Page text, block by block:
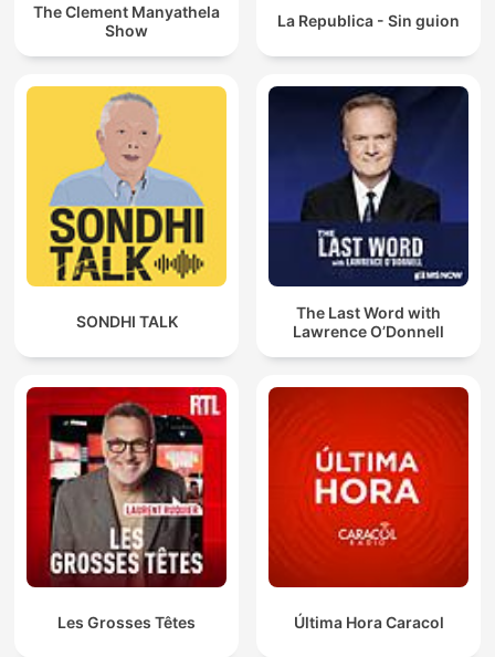
The Clement Manyathela
Show
La Republica - Sin guion
SONDHI TALK
The Last Word with
Lawrence O’Donnell
Les Grosses Têtes Última Hora Caracol